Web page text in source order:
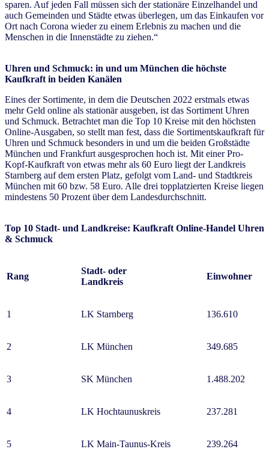
sparen. Auf jeden Fall müssen sich der stationäre Einzelhandel und
auch Gemeinden und Städte etwas überlegen, um das Einkaufen vor
Ort nach Corona wieder zu einem Erlebnis zu machen und die
Menschen in die Innenstädte zu ziehen.“
Uhren und Schmuck: in und um München die höchste
Kaufkraft in beiden Kanälen
Eines der Sortimente, in dem die Deutschen 2022 erstmals etwas
mehr Geld online als stationär ausgeben, ist das Sortiment Uhren
und Schmuck. Betrachtet man die Top 10 Kreise mit den höchsten
Online-Ausgaben, so stellt man fest, dass die Sortimentskaufkraft für
Uhren und Schmuck besonders in und um die beiden Großstädte
München und Frankfurt ausgesprochen hoch ist. Mit einer Pro-
Kopf-Kaufkraft von etwas mehr als 60 Euro liegt der Landkreis
Starnberg auf dem ersten Platz, gefolgt vom Land- und Stadtkreis
München mit 60 bzw. 58 Euro. Alle drei topplatzierten Kreise liegen
mindestens 50 Prozent über dem Landesdurchschnitt.
Top 10 Stadt- und Landkreise: Kaufkraft Online-Handel Uhren
& Schmuck
Rang
Stadt- oder
Landkreis
Einwohner
1 LK Starnberg 136.610
2 LK München 349.685
3 SK München 1.488.202
4 LK Hochtaunuskreis 237.281
5 LK Main-Taunus-Kreis 239.264